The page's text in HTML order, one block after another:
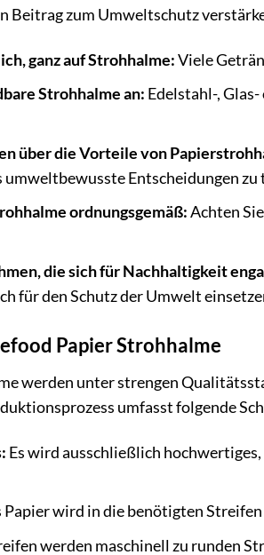
Beitrag zum Umweltschutz
ganz auf Strohhalme:Viele
Strohhalme an: Edelstahl-,
über die Vorteile von
umweltbewusste Entscheidungen zu
ordnungsgemäß:Achten
die sich für Nachhaltigkeit
für den Schutz der Umwelt
Papier Strohhalme
werden unter strengen
umfasst folgende
Es wird ausschließlich
Papier wird in die benötigten
werden maschinell zu runden